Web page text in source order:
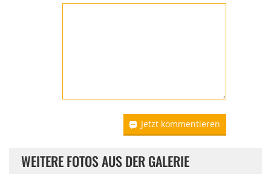
Jetzt kommentieren
WEITERE FOTOS AUS DER GALERIE